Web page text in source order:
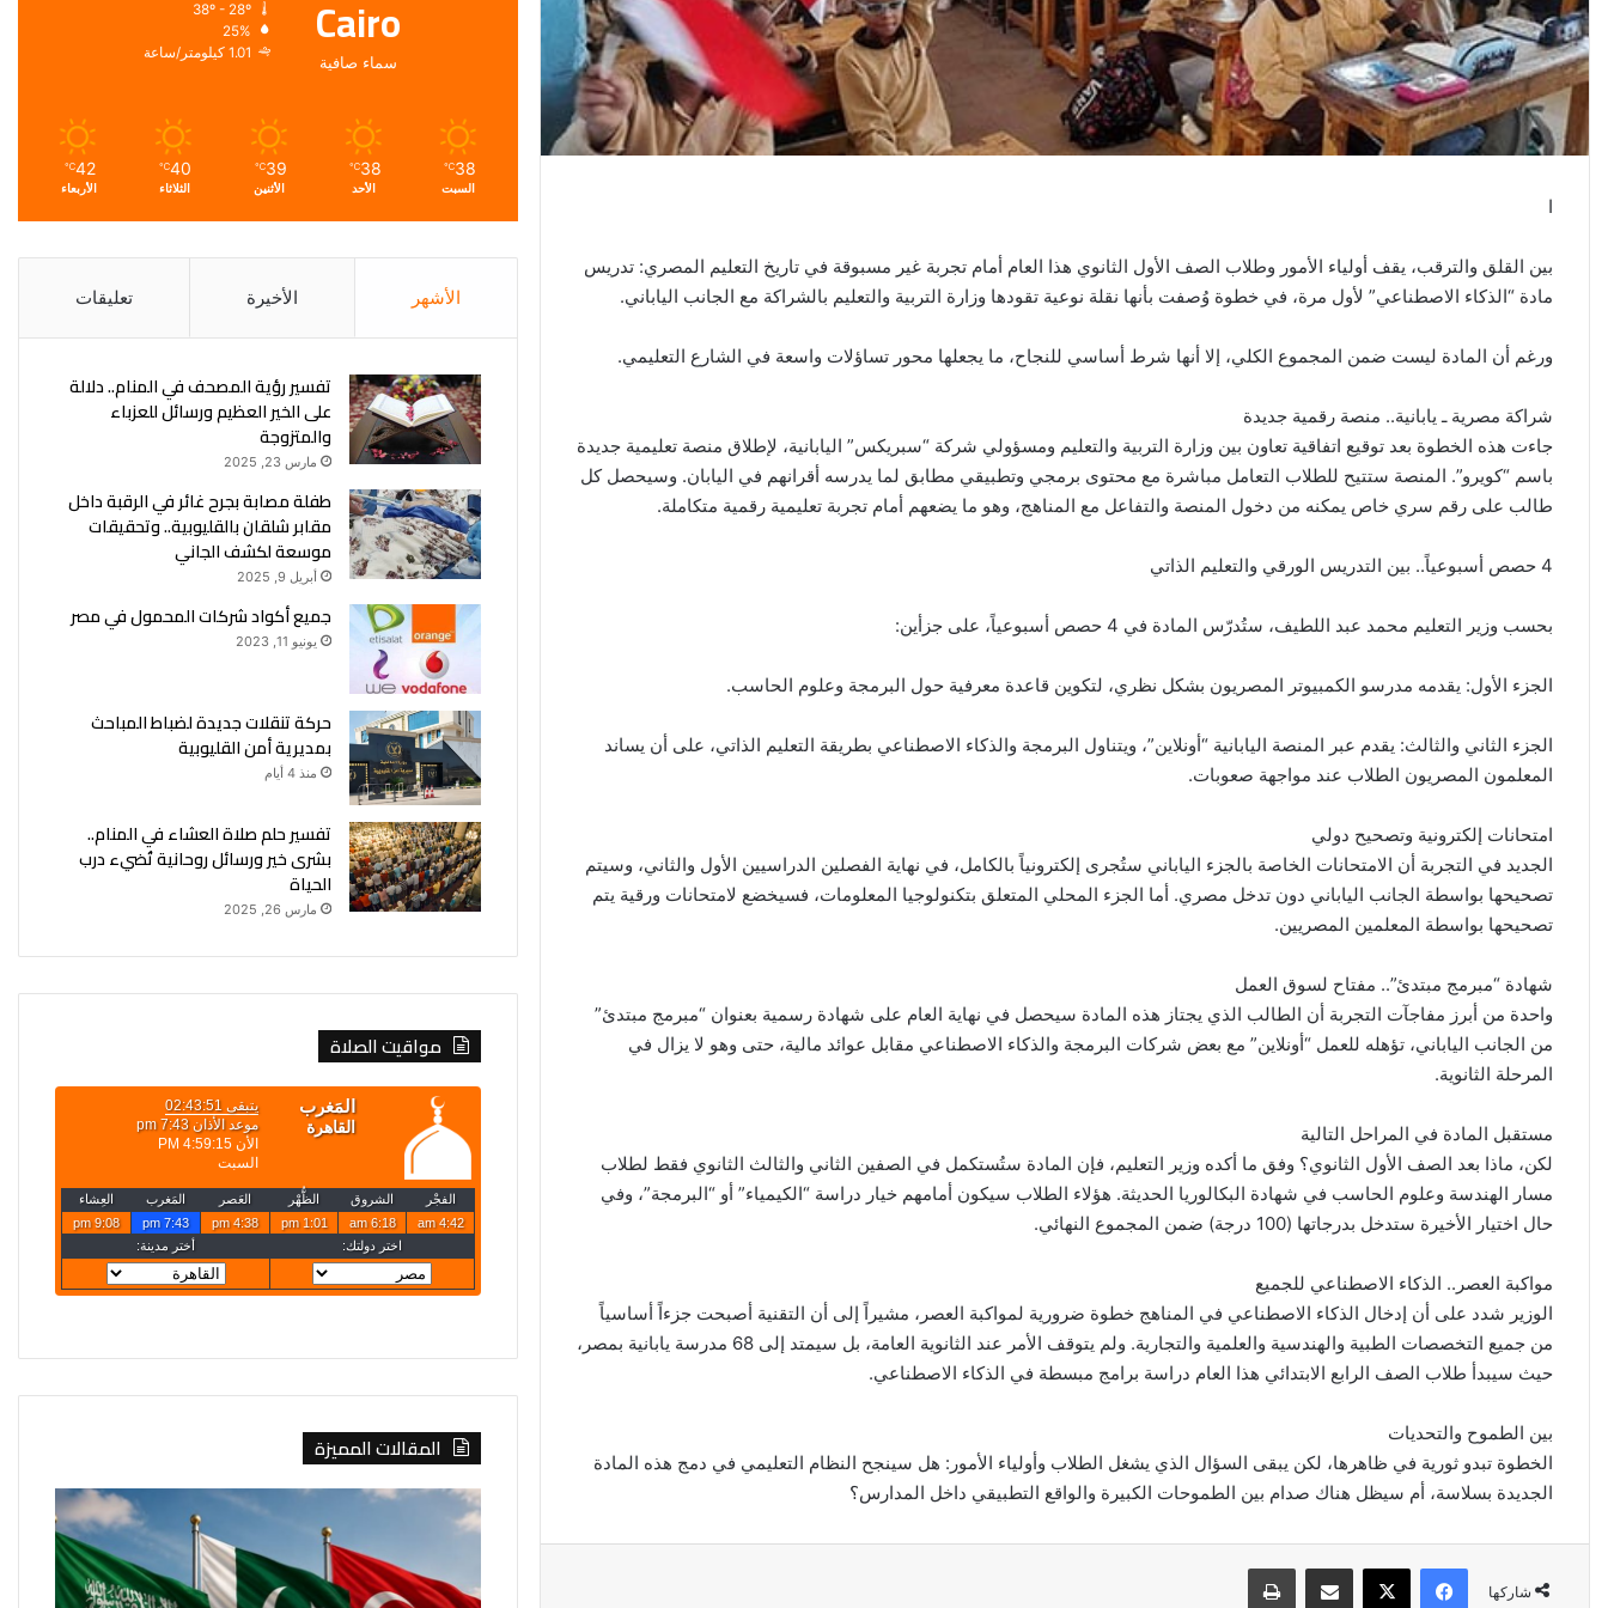
ا
بين القلق والترقب، يقف أولياء الأمور وطلاب الصف الأول الثانوي هذا العام أمام تجربة غير مسبوقة في تاريخ التعليم المصري: تدريس
مادة “الذكاء الاصطناعي” لأول مرة، في خطوة وُصفت بأنها نقلة نوعية تقودها وزارة التربية والتعليم بالشراكة مع الجانب الياباني.
ورغم أن المادة ليست ضمن المجموع الكلي، إلا أنها شرط أساسي للنجاح، ما يجعلها محور تساؤلات واسعة في الشارع التعليمي.
شراكة مصرية ـ يابانية.. منصة رقمية جديدة
جاءت هذه الخطوة بعد توقيع اتفاقية تعاون بين وزارة التربية والتعليم ومسؤولي شركة “سبريكس” اليابانية، لإطلاق منصة تعليمية جديدة
باسم “كويرو”. المنصة ستتيح للطلاب التعامل مباشرة مع محتوى برمجي وتطبيقي مطابق لما يدرسه أقرانهم في اليابان. وسيحصل كل
طالب على رقم سري خاص يمكنه من دخول المنصة والتفاعل مع المناهج، وهو ما يضعهم أمام تجربة تعليمية رقمية متكاملة.
4 حصص أسبوعياً.. بين التدريس الورقي والتعليم الذاتي
بحسب وزير التعليم محمد عبد اللطيف، ستُدرّس المادة في 4 حصص أسبوعياً، على جزأين:
الجزء الأول: يقدمه مدرسو الكمبيوتر المصريون بشكل نظري، لتكوين قاعدة معرفية حول البرمجة وعلوم الحاسب.
الجزء الثاني والثالث: يقدم عبر المنصة اليابانية “أونلاين”، ويتناول البرمجة والذكاء الاصطناعي بطريقة التعليم الذاتي، على أن يساند
المعلمون المصريون الطلاب عند مواجهة صعوبات.
امتحانات إلكترونية وتصحيح دولي
الجديد في التجربة أن الامتحانات الخاصة بالجزء الياباني ستُجرى إلكترونياً بالكامل، في نهاية الفصلين الدراسيين الأول والثاني، وسيتم
تصحيحها بواسطة الجانب الياباني دون تدخل مصري. أما الجزء المحلي المتعلق بتكنولوجيا المعلومات، فسيخضع لامتحانات ورقية يتم
تصحيحها بواسطة المعلمين المصريين.
شهادة “مبرمج مبتدئ”.. مفتاح لسوق العمل
واحدة من أبرز مفاجآت التجربة أن الطالب الذي يجتاز هذه المادة سيحصل في نهاية العام على شهادة رسمية بعنوان “مبرمج مبتدئ”
من الجانب الياباني، تؤهله للعمل “أونلاين” مع بعض شركات البرمجة والذكاء الاصطناعي مقابل عوائد مالية، حتى وهو لا يزال في
المرحلة الثانوية.
مستقبل المادة في المراحل التالية
لكن، ماذا بعد الصف الأول الثانوي؟ وفق ما أكده وزير التعليم، فإن المادة ستُستكمل في الصفين الثاني والثالث الثانوي فقط لطلاب
مسار الهندسة وعلوم الحاسب في شهادة البكالوريا الحديثة. هؤلاء الطلاب سيكون أمامهم خيار دراسة “الكيمياء” أو “البرمجة”، وفي
حال اختيار الأخيرة ستدخل بدرجاتها (100 درجة) ضمن المجموع النهائي.
مواكبة العصر.. الذكاء الاصطناعي للجميع
الوزير شدد على أن إدخال الذكاء الاصطناعي في المناهج خطوة ضرورية لمواكبة العصر، مشيراً إلى أن التقنية أصبحت جزءاً أساسياً
من جميع التخصصات الطبية والهندسية والعلمية والتجارية. ولم يتوقف الأمر عند الثانوية العامة، بل سيمتد إلى 68 مدرسة يابانية بمصر،
حيث سيبدأ طلاب الصف الرابع الابتدائي هذا العام دراسة برامج مبسطة في الذكاء الاصطناعي.
بين الطموح والتحديات
الخطوة تبدو ثورية في ظاهرها، لكن يبقى السؤال الذي يشغل الطلاب وأولياء الأمور: هل سينجح النظام التعليمي في دمج هذه المادة
الجديدة بسلاسة، أم سيظل هناك صدام بين الطموحات الكبيرة والواقع التطبيقي داخل المدارس؟
شاركها
فيسبوك ‫X مشاركة عبر البريد طباعة
Cairo
سماء صافية
25%
1.01 كيلومتر/ساعة
38
℃
السبت
38
℃
الأحد
39
℃
الأثنين
40
℃
الثلاثاء
42
℃
الأربعاء
الأشهر الأخيرة تعليقات
تفسير رؤية المصحف في المنام.. دلالة
على الخير العظيم ورسائل للعزباء
والمتزوجة
مارس 23, 2025
طفلة مصابة بجرح غائر في الرقبة داخل
مقابر شلقان بالقليوبية.. وتحقيقات
موسعة لكشف الجاني
أبريل 9, 2025
جميع أكواد شركات المحمول في مصر
يونيو 11, 2023
حركة تنقلات جديدة لضباط المباحث
بمديرية أمن القليوبية
منذ 4 أيام
تفسير حلم صلاة العشاء في المنام..
بشرى خير ورسائل روحانية تُضيء درب
الحياة
مارس 26, 2025
مواقيت الصلاة
المقالات المميزة
روسيا
قصف
4
سفن
واشنطن:
يساعد
مسؤول
تركي:
للدفاع
القدس